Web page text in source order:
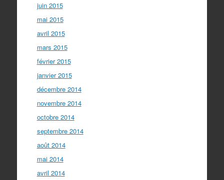
juin 2015
mai 2015
avril 2015
mars 2015
février 2015
janvier 2015
décembre 2014
novembre 2014
octobre 2014
septembre 2014
août 2014
mai 2014
avril 2014